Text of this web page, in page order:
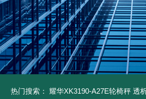
热门搜索： 耀华XK3190-A27E轮椅秤 透